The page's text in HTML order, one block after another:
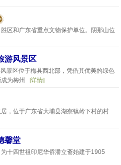
区和广东省重点文物保护单位。阴那山位
游风景区
景区位于梅县西北部，凭借其优美的绿色
为梅州...[详情]
，位于广东省大埔县湖寮镇岭下村的村
馨堂
十四世祖印尼华侨潘立斋始建于1905